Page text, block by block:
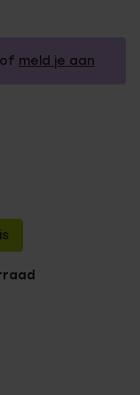
of meld je aan